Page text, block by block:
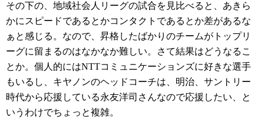
その下の、地域社会人リーグの試合を見比べると、あきら
かにスピードであるとかコンタクトであるとか差があるな
ぁと感じる。なので、昇格したばかりのチームがトップリ
ーグに留まるのはなかなか難しい。さて結果はどうなるこ
とか。個人的にはNTTコミュニケーションズに好きな選手
もいるし、キヤノンのヘッドコーチは、明治、サントリー
時代から応援している永友洋司さんなので応援したい、と
いうわけでちょっと複雑。